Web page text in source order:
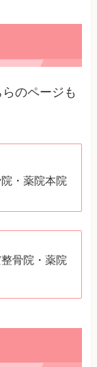
のページも
・薬院本院
骨院・薬院